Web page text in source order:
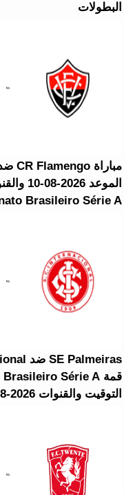
البطولات
الموعد
Brasileiro Série A
التوقيت والقنوات 2026-08-09